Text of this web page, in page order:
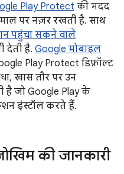
Play Protect की मदद
पर नज़र रखती है. साथ
पहुंचा सकने वाले
देती है. Google मोबाइल
Play Protect डिफ़ॉल्ट
खास तौर पर उन
है जो Google Play के
इंस्टॉल करते हैं.
की जानकारी